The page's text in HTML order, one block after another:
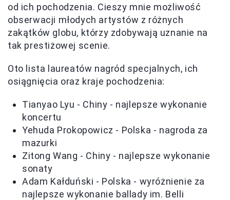
od ich pochodzenia. Cieszy mnie możliwość
obserwacji młodych artystów z różnych
zakątków globu, którzy zdobywają uznanie na
tak prestiżowej scenie.
Oto lista laureatów nagród specjalnych, ich
osiągnięcia oraz kraje pochodzenia:
Tianyao Lyu - Chiny - najlepsze wykonanie
koncertu
Yehuda Prokopowicz - Polska - nagroda za
mazurki
Zitong Wang - Chiny - najlepsze wykonanie
sonaty
Adam Kałduński - Polska - wyróżnienie za
najlepsze wykonanie ballady im. Belli